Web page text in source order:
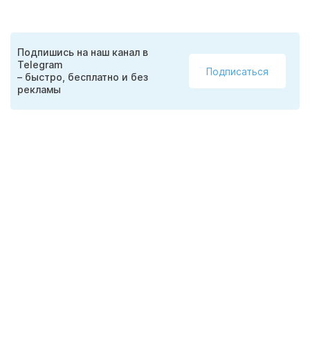
Подпишись на наш канал в
Telegram
– быстро, бесплатно и без
рекламы
Подписаться